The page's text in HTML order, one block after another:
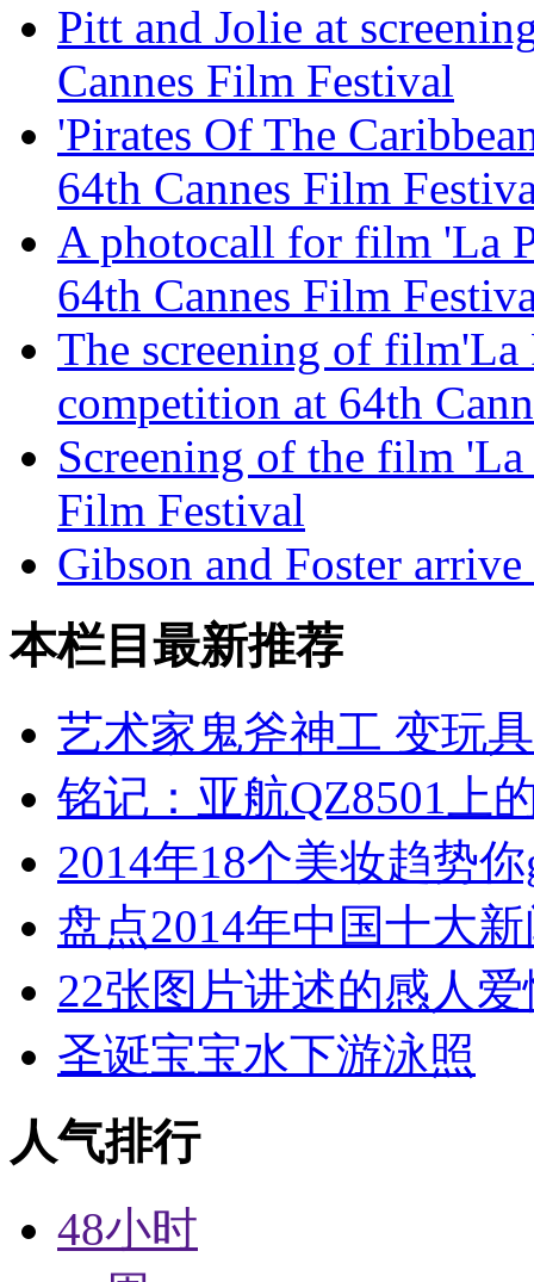
Pitt and Jolie at
Cannes Film Festival
'Pirates Of The
64th Cannes Film
A photocall for film 'La
64th Cannes Film
The screening of
competition at 64th
Screening of the film 'La
Film Festival
Gibson and Foster
本栏目最新推荐
艺术家鬼斧神工 变玩
铭记：亚航QZ8501上
2014年18个美妆趋势
盘点2014年中国十大
22张图片讲述的感人爱
圣诞宝宝水下游泳照
人气排行
48小时